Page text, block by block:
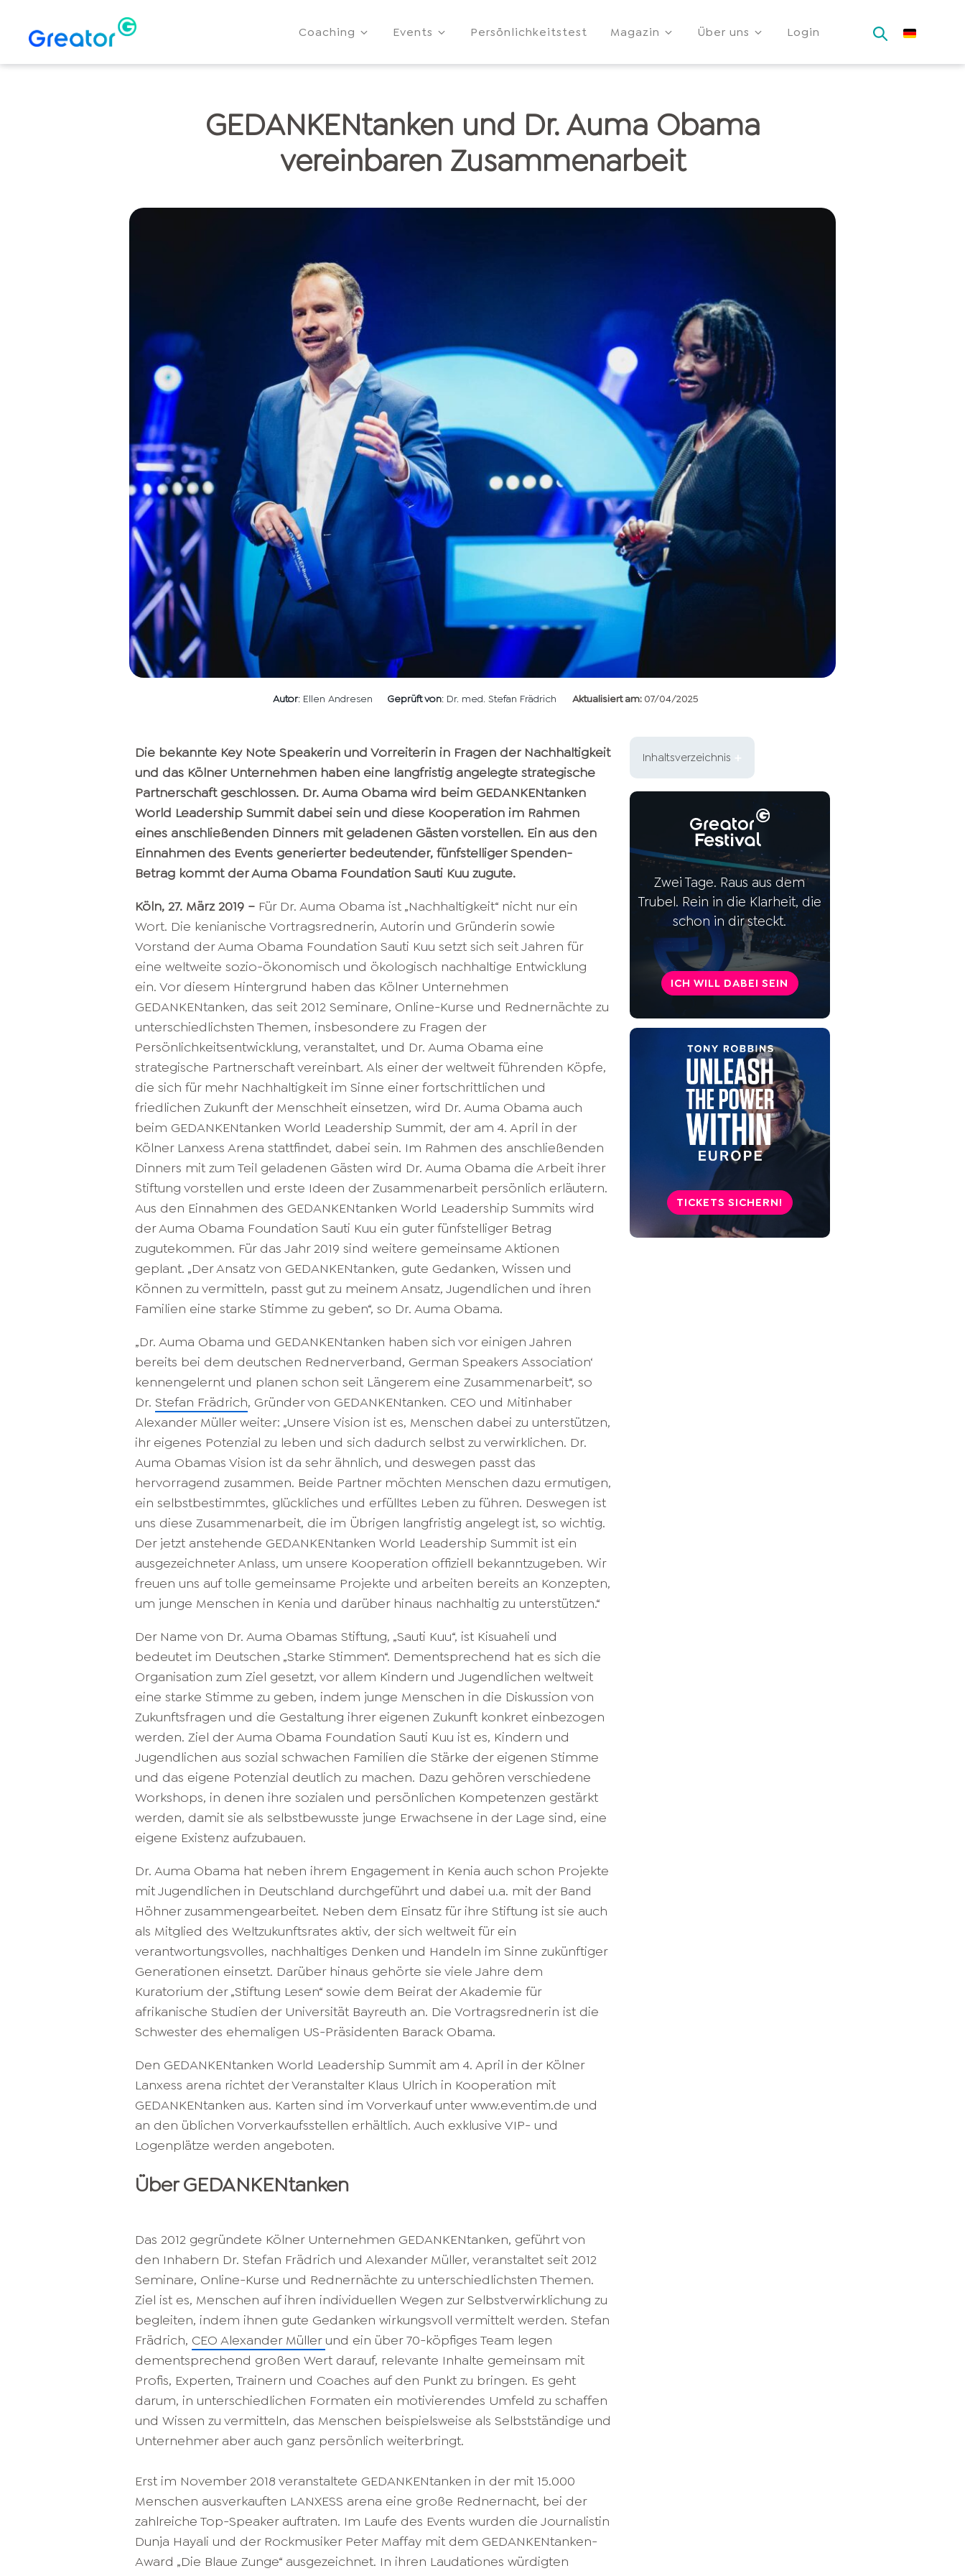
Coaching Events Persönlichkeitstest Magazin Über uns Login
GEDANKENtanken und Dr. Auma Obama
vereinbaren Zusammenarbeit
Autor: Ellen Andresen Geprüft von: Dr. med. Stefan Frädrich Aktualisiert am: 07/04/2025
Die bekannte Key Note Speakerin und Vorreiterin in Fragen der Nachhaltigkeit
und das Kölner Unternehmen haben eine langfristig angelegte strategische
Partnerschaft geschlossen. Dr. Auma Obama wird beim GEDANKENtanken
World Leadership Summit dabei sein und diese Kooperation im Rahmen
eines anschließenden Dinners mit geladenen Gästen vorstellen. Ein aus den
Einnahmen des Events generierter bedeutender, fünfstelliger Spenden-
Betrag kommt der Auma Obama Foundation Sauti Kuu zugute.
Köln, 27. März 2019 – Für Dr. Auma Obama ist „Nachhaltigkeit“ nicht nur ein
Wort. Die kenianische Vortragsrednerin, Autorin und Gründerin sowie
Vorstand der Auma Obama Foundation Sauti Kuu setzt sich seit Jahren für
eine weltweite sozio-ökonomisch und ökologisch nachhaltige Entwicklung
ein. Vor diesem Hintergrund haben das Kölner Unternehmen
GEDANKENtanken, das seit 2012 Seminare, Online-Kurse und Rednernächte zu
unterschiedlichsten Themen, insbesondere zu Fragen der
Persönlichkeitsentwicklung, veranstaltet, und Dr. Auma Obama eine
strategische Partnerschaft vereinbart. Als einer der weltweit führenden Köpfe,
die sich für mehr Nachhaltigkeit im Sinne einer fortschrittlichen und
friedlichen Zukunft der Menschheit einsetzen, wird Dr. Auma Obama auch
beim GEDANKENtanken World Leadership Summit, der am 4. April in der
Kölner Lanxess Arena stattfindet, dabei sein. Im Rahmen des anschließenden
Dinners mit zum Teil geladenen Gästen wird Dr. Auma Obama die Arbeit ihrer
Stiftung vorstellen und erste Ideen der Zusammenarbeit persönlich erläutern.
Aus den Einnahmen des GEDANKENtanken World Leadership Summits wird
der Auma Obama Foundation Sauti Kuu ein guter fünfstelliger Betrag
zugutekommen. Für das Jahr 2019 sind weitere gemeinsame Aktionen
geplant. „Der Ansatz von GEDANKENtanken, gute Gedanken, Wissen und
Können zu vermitteln, passt gut zu meinem Ansatz, Jugendlichen und ihren
Familien eine starke Stimme zu geben“, so Dr. Auma Obama.
„Dr. Auma Obama und GEDANKENtanken haben sich vor einigen Jahren
bereits bei dem deutschen Rednerverband, German Speakers Association‘
kennengelernt und planen schon seit Längerem eine Zusammenarbeit“, so
Dr. Stefan Frädrich, Gründer von GEDANKENtanken. CEO und Mitinhaber
Alexander Müller weiter: „Unsere Vision ist es, Menschen dabei zu unterstützen,
ihr eigenes Potenzial zu leben und sich dadurch selbst zu verwirklichen. Dr.
Auma Obamas Vision ist da sehr ähnlich, und deswegen passt das
hervorragend zusammen. Beide Partner möchten Menschen dazu ermutigen,
ein selbstbestimmtes, glückliches und erfülltes Leben zu führen. Deswegen ist
uns diese Zusammenarbeit, die im Übrigen langfristig angelegt ist, so wichtig.
Der jetzt anstehende GEDANKENtanken World Leadership Summit ist ein
ausgezeichneter Anlass, um unsere Kooperation offiziell bekanntzugeben. Wir
freuen uns auf tolle gemeinsame Projekte und arbeiten bereits an Konzepten,
um junge Menschen in Kenia und darüber hinaus nachhaltig zu unterstützen.“
Der Name von Dr. Auma Obamas Stiftung, „Sauti Kuu“, ist Kisuaheli und
bedeutet im Deutschen „Starke Stimmen“. Dementsprechend hat es sich die
Organisation zum Ziel gesetzt, vor allem Kindern und Jugendlichen weltweit
eine starke Stimme zu geben, indem junge Menschen in die Diskussion von
Zukunftsfragen und die Gestaltung ihrer eigenen Zukunft konkret einbezogen
werden. Ziel der Auma Obama Foundation Sauti Kuu ist es, Kindern und
Jugendlichen aus sozial schwachen Familien die Stärke der eigenen Stimme
und das eigene Potenzial deutlich zu machen. Dazu gehören verschiedene
Workshops, in denen ihre sozialen und persönlichen Kompetenzen gestärkt
werden, damit sie als selbstbewusste junge Erwachsene in der Lage sind, eine
eigene Existenz aufzubauen.
Dr. Auma Obama hat neben ihrem Engagement in Kenia auch schon Projekte
mit Jugendlichen in Deutschland durchgeführt und dabei u.a. mit der Band
Höhner zusammengearbeitet. Neben dem Einsatz für ihre Stiftung ist sie auch
als Mitglied des Weltzukunftsrates aktiv, der sich weltweit für ein
verantwortungsvolles, nachhaltiges Denken und Handeln im Sinne zukünftiger
Generationen einsetzt. Darüber hinaus gehörte sie viele Jahre dem
Kuratorium der „Stiftung Lesen“ sowie dem Beirat der Akademie für
afrikanische Studien der Universität Bayreuth an. Die Vortragsrednerin ist die
Schwester des ehemaligen US-Präsidenten Barack Obama.
Den GEDANKENtanken World Leadership Summit am 4. April in der Kölner
Lanxess arena richtet der Veranstalter Klaus Ulrich in Kooperation mit
GEDANKENtanken aus. Karten sind im Vorverkauf unter www.eventim.de und
an den üblichen Vorverkaufsstellen erhältlich. Auch exklusive VIP- und
Logenplätze werden angeboten.
Über GEDANKENtanken
Das 2012 gegründete Kölner Unternehmen GEDANKENtanken, geführt von
den Inhabern Dr. Stefan Frädrich und Alexander Müller, veranstaltet seit 2012
Seminare, Online-Kurse und Rednernächte zu unterschiedlichsten Themen.
Ziel ist es, Menschen auf ihren individuellen Wegen zur Selbstverwirklichung zu
begleiten, indem ihnen gute Gedanken wirkungsvoll vermittelt werden. Stefan
Frädrich, CEO Alexander Müller und ein über 70-köpfiges Team legen
dementsprechend großen Wert darauf, relevante Inhalte gemeinsam mit
Profis, Experten, Trainern und Coaches auf den Punkt zu bringen. Es geht
darum, in unterschiedlichen Formaten ein motivierendes Umfeld zu schaffen
und Wissen zu vermitteln, das Menschen beispielsweise als Selbstständige und
Unternehmer aber auch ganz persönlich weiterbringt.
Erst im November 2018 veranstaltete GEDANKENtanken in der mit 15.000
Menschen ausverkauften LANXESS arena eine große Rednernacht, bei der
zahlreiche Top-Speaker auftraten. Im Laufe des Events wurden die Journalistin
Dunja Hayali und der Rockmusiker Peter Maffay mit dem GEDANKENtanken-
Award „Die Blaue Zunge“ ausgezeichnet. In ihren Laudationes würdigten
Inhaltsverzeichnis
Zwei Tage. Raus aus dem
Trubel. Rein in die Klarheit, die
schon in dir steckt.
ICH WILL DABEI SEIN
TICKETS SICHERN!